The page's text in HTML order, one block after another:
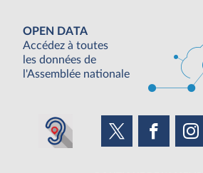
OPEN DATA
Accédez à toutes
les données de
l'Assemblée nationale